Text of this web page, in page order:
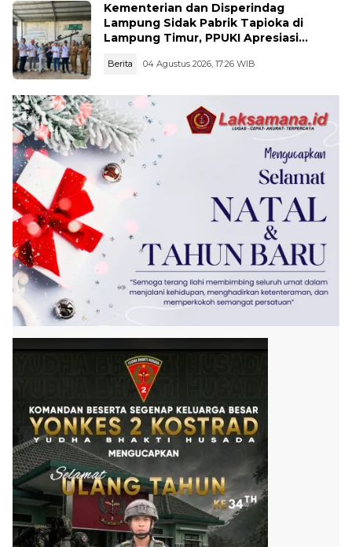
Kementerian dan Disperindag
Lampung Sidak Pabrik Tapioka di
Lampung Timur, PPUKI Apresiasi
Berita 04 Agustus 2026, 17:26 WIB